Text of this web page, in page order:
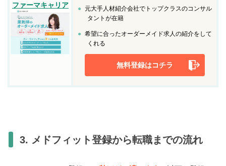
ファーマキャリア
元大手人材紹介会社でトップクラスのコンサル
タントが在籍
希望に合ったオーダーメイド求人の紹介をして
くれる
無料登録はコチラ
3. メドフィット登録から転職までの流れ